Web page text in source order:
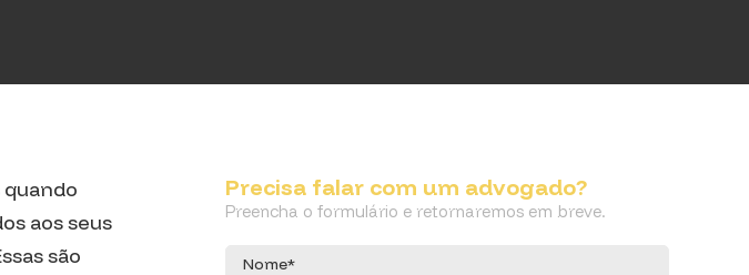
aos seus
são
Precisa falar com um advogado?
Preencha o formulário e retornaremos em breve.